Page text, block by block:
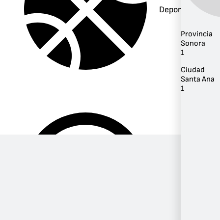
Deportes
Provincia
Sonora
1
Ciudad
Santa Ana
1